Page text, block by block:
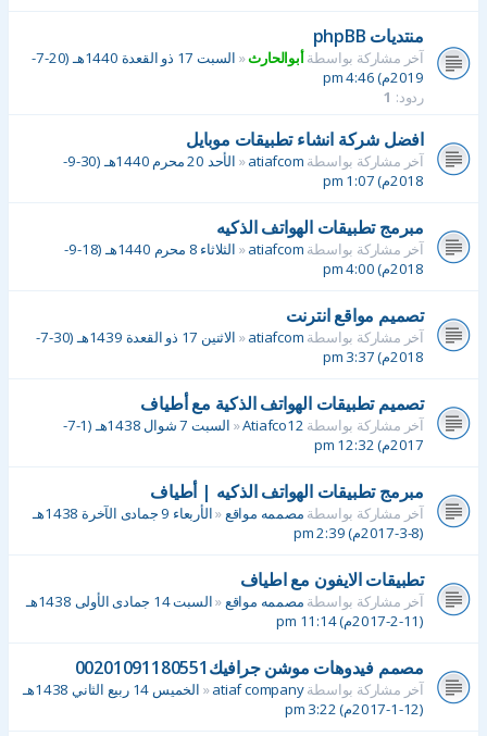
منتديات phpBB
آخر مشاركة بواسطةأبوالحارث«
السبت 17 ذو القعدة 1440هـ (20-7-
2019م) 4:46 pm
ردود: 1
افضل شركة انشاء تطبيقات موبايل
آخر مشاركة بواسطة atiafcom
«
الأحد 20 محرم 1440هـ (30-9-
2018م) 1:07 pm
مبرمج تطبيقات الهواتف الذكيه
آخر مشاركة بواسطة atiafcom
«
الثلاثاء 8 محرم 1440هـ (18-9-
2018م) 4:00 pm
تصميم مواقع انترنت
آخر مشاركة بواسطة atiafcom
«
الاثنين 17 ذو القعدة 1439هـ (30-7-
2018م) 3:37 pm
تصميم تطبيقات الهواتف الذكية مع أطياف
آخر مشاركة بواسطة Atiafco12
«
السبت 7 شوال 1438هـ (1-7-
2017م) 12:32 pm
مبرمج تطبيقات الهواتف الذكيه | أطياف
آخر مشاركة بواسطة مصممه مواقع«
الأربعاء 9 جمادى الآخرة 1438هـ
(8-3-2017م) 2:39 pm
تطبيقات الايفون مع اطياف
آخر مشاركة بواسطة مصممه مواقع«
السبت 14 جمادى الأولى 1438هـ
(11-2-2017م) 11:14 pm
مصمم فيدوهات موشن جرافيك00201091180551
آخر مشاركة بواسطةatiaf company
«
الخميس 14 ربيع الثاني 1438هـ
(12-1-2017م) 3:22 pm